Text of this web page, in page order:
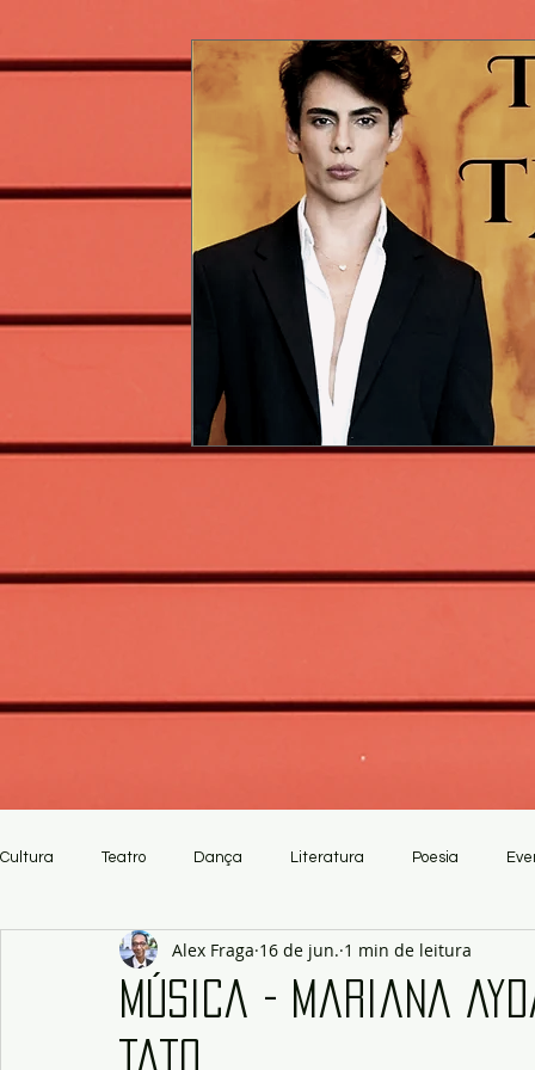
Cultura Teatro Dança Literatura Poesia
Artesanato
Música - Mariana
Tato
Alex Fraga 16 de jun. 1 min de leitura